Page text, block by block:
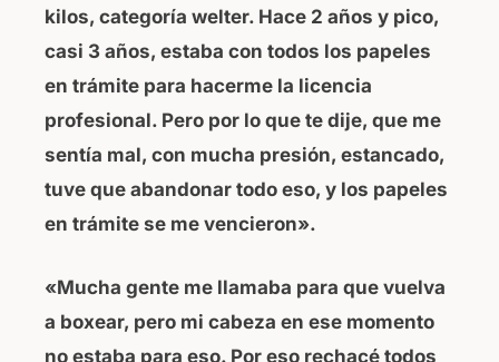
kilos, categoría welter. Hace 2 años y pico,
casi 3 años, estaba con todos los papeles
en trámite para hacerme la licencia
profesional. Pero por lo que te dije, que me
sentía mal, con mucha presión, estancado,
tuve que abandonar todo eso, y los papeles
en trámite se me vencieron».
«Mucha gente me llamaba para que vuelva
a boxear, pero mi cabeza en ese momento
no estaba para eso. Por eso rechacé todos